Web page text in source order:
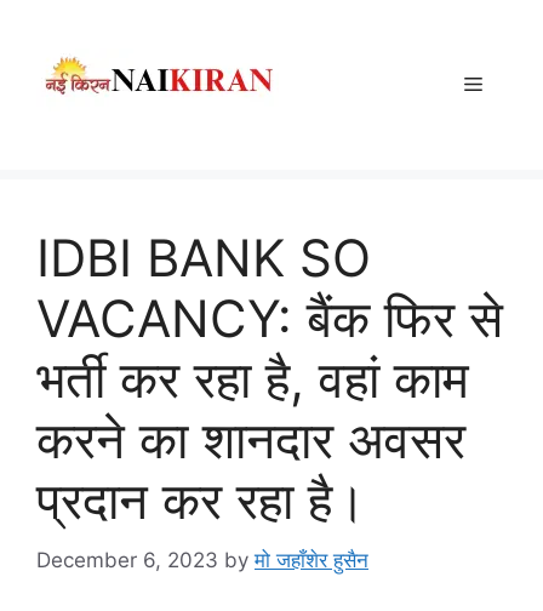
content
Menu
IDBI BANK SO
VACANCY: बैंक फिर से
भर्ती कर रहा है, वहां काम
करने का शानदार अवसर
प्रदान कर रहा है।
December 6, 2023 byमो जहाँशेर हुसैन